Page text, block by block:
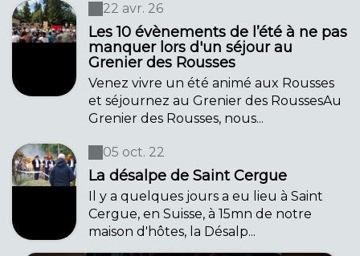
22 avr. 26
Les 10 évènements de l’été à ne pas
manquer lors d'un séjour au
Grenier des Rousses
Venez vivre un été animé aux Rousses
et séjournez au Grenier des RoussesAu
Grenier des Rousses, nous...
05 oct. 22
La désalpe de Saint Cergue
Il y a quelques jours a eu lieu à Saint
Cergue, en Suisse, à 15mn de notre
maison d'hôtes, la Désalp...